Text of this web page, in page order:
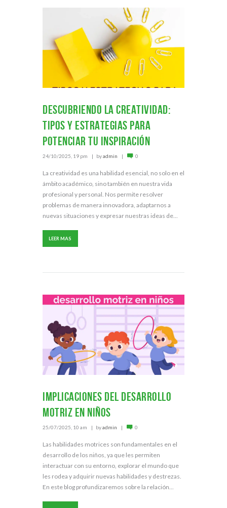
DESCUBRIENDO LA CREATIVIDAD:
TIPOS Y ESTRATEGIAS PARA
POTENCIAR TU INSPIRACIÓN
24/10/2025, 19 pm byadmin 0
La creatividad es una habilidad esencial, no solo en el
ámbito académico, sino también en nuestra vida
profesional y personal. Nos permite resolver
problemas de manera innovadora, adaptarnos a
nuevas situaciones y expresar nuestras ideas de...
LEER MAS
Implicaciones del desarrollo
motriz en niños
25/07/2025, 10 am byadmin 0
Las habilidades motrices son fundamentales en el
desarrollo de los niños, ya que les permiten
interactuar con su entorno, explorar el mundo que
les rodea y adquirir nuevas habilidades y destrezas.
En este blog profundizaremos sobre la relación...